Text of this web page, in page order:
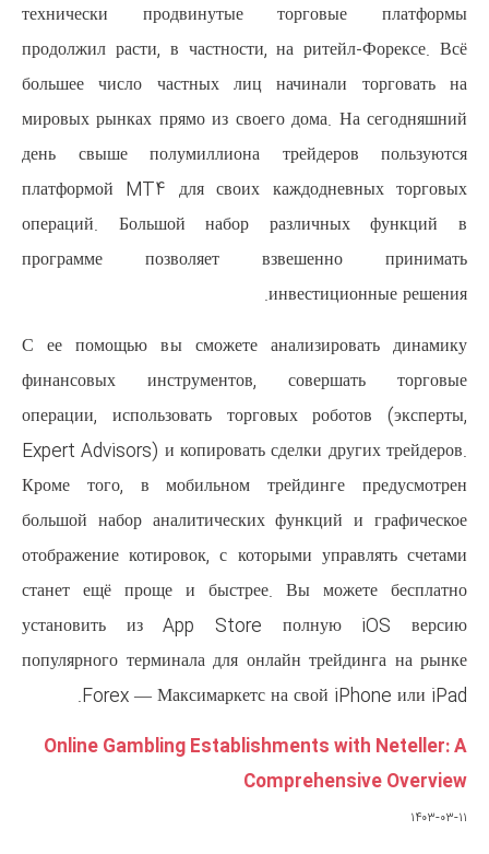
технически продвинутые
продолжил расти, в частности,
большее число частных лиц
мировых рынках прямо из
день свыше полумиллиона
платформой MT4 для своих
операций. Большой набор
программе позволяет
С ее помощью вы сможете
финансовых инструментов,
операции, использовать
Expert Advisors) и копировать
Кроме того, в мобильном
большой набор аналитических
отображение котировок, с
станет ещё проще и быстрее.
установить из App Store
популярного терминала для
Forex — Максимаркетс
Online Gambling